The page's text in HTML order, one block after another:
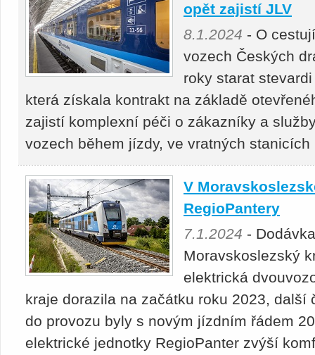
opět zajistí JLV
8.1.2024 - O
vozech Českých
roky starat
která získala kontrakt na základě
zajistí komplexní péči o zákazníky a
vozech během jízdy, ve vratných
V
RegioPantery
7.1.2024 -
Moravskoslezský
elektrická
kraje dorazila na začátku roku 2023, další
do provozu byly s novým jízdním řádem
elektrické jednotky RegioPanter zvýší